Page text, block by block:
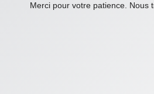
Merci pour votre patience. Nous